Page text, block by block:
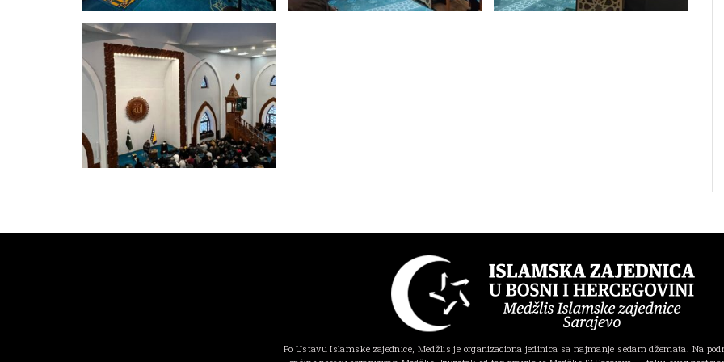
Po Ustavu Islamske zajednice, Medžlis je organizaciona jedinica sa najmanje sedam džemata. Na